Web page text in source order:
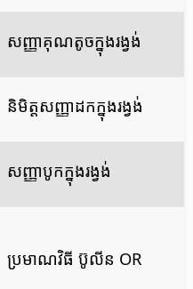
សញ្ញា​គុណ​តូច​ក្នុង​រង្វង់
និមិត្តសញ្ញា​ដក​ក្នុង​រង្វង់
សញ្ញា​បូក​ក្នុង​រង្វង់
ប្រមាណ​វិធី ប៊ូលីន OR